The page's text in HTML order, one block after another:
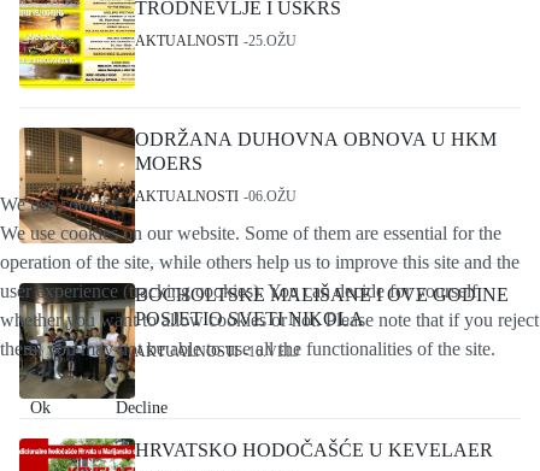
TRODNEVLJE I USKRS
AKTUALNOSTI 25.OŽU
ODRŽANA DUHOVNA OBNOVA U HKM
MOERS
AKTUALNOSTI 06.OŽU
BOCHOLTSKE MALIŠANE I OVE GODINE
POSJETIO SVETI NIKOLA
AKTUALNOSTI 16.VELJ
HRVATSKO HODOČAŠĆE U KEVELAER
We use cookies
We use cookies on our website. Some of them are essential for the
operation of the site, while others help us to improve this site and the
user experience (tracking cookies). You can decide for yourself
whether you want to allow cookies or not. Please note that if you reject
them, you may not be able to use all the functionalities of the site.
Ok Decline